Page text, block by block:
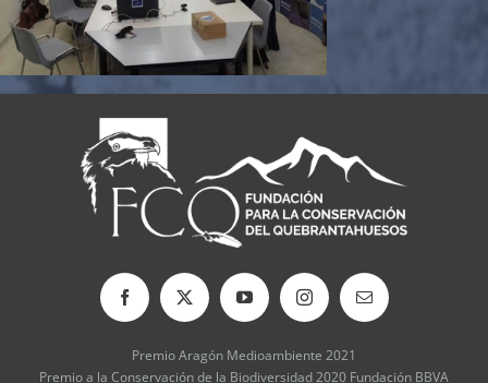
Premio Aragón Medioambiente 2021
Premio a la Conservación de la Biodiversidad 2020 Fundación BBVA